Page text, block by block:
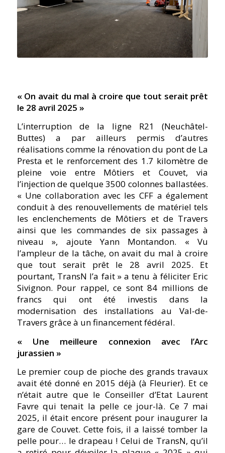
« On avait du mal à croire que tout serait prêt
le 28 avril 2025 »
L’interruption de la ligne R21 (Neuchâtel-
Buttes) a par ailleurs permis d’autres
réalisations comme la rénovation du pont de La
Presta et le renforcement des 1.7 kilomètre de
pleine voie entre Môtiers et Couvet, via
l’injection de quelque 3500 colonnes ballastées.
« Une collaboration avec les CFF a également
conduit à des renouvellements de matériel tels
les enclenchements de Môtiers et de Travers
ainsi que les commandes de six passages à
niveau », ajoute Yann Montandon. « Vu
l’ampleur de la tâche, on avait du mal à croire
que tout serait prêt le 28 avril 2025. Et
pourtant, TransN l’a fait » a tenu à féliciter Eric
Sivignon. Pour rappel, ce sont 84 millions de
francs qui ont été investis dans la
modernisation des installations au Val-de-
Travers grâce à un financement fédéral.
« Une meilleure connexion avec l’Arc
jurassien »
Le premier coup de pioche des grands travaux
avait été donné en 2015 déjà (à Fleurier). Et ce
n’était autre que le Conseiller d’Etat Laurent
Favre qui tenait la pelle ce jour-là. Ce 7 mai
2025, il était encore présent pour inaugurer la
gare de Couvet. Cette fois, il a laissé tomber la
pelle pour… le drapeau ! Celui de TransN, qu’il